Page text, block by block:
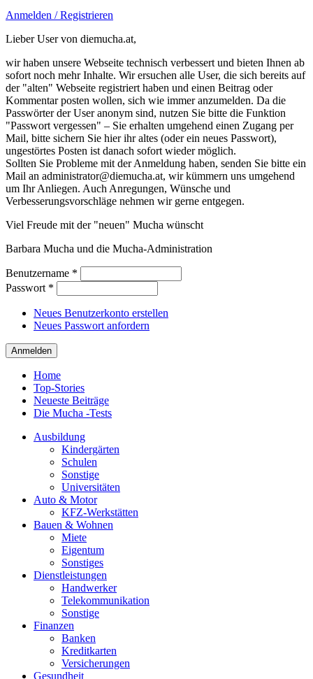
Anmelden / Registrieren
Lieber User von diemucha.at,
wir haben unsere Webseite technisch verbessert und bieten Ihnen ab
sofort noch mehr Inhalte. Wir ersuchen alle User, die sich bereits auf
der "alten" Webseite registriert haben und einen Beitrag oder
Kommentar posten wollen, sich wie immer anzumelden. Da die
Passwörter der User anonym sind, nutzen Sie bitte die Funktion
"Passwort vergessen" – Sie erhalten umgehend einen Zugang per
Mail, bitte sichern Sie hier ihr altes (oder ein neues Passwort),
ungestörtes Posten ist danach sofort wieder möglich.
Sollten Sie Probleme mit der Anmeldung haben, senden Sie bitte ein
Mail an administrator@diemucha.at, wir kümmern uns umgehend
um Ihr Anliegen. Auch Anregungen, Wünsche und
Verbesserungsvorschläge nehmen wir gerne entgegen.
Viel Freude mit der "neuen" Mucha wünscht
Barbara Mucha und die Mucha-Administration
Benutzername *
Passwort *
Neues Benutzerkonto erstellen
Neues Passwort anfordern
Home
Top-Stories
Neueste Beiträge
Die Mucha -Tests
Ausbildung
Kindergärten
Schulen
Sonstige
Universitäten
Auto & Motor
KFZ-Werkstätten
Bauen & Wohnen
Miete
Eigentum
Sonstiges
Dienstleistungen
Handwerker
Telekommunikation
Sonstige
Finanzen
Banken
Kreditkarten
Versicherungen
Gesundheit